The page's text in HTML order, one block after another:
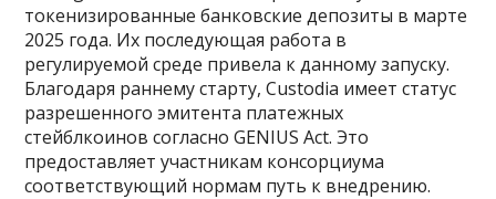
токенизированные банковские депозиты в марте
2025 года. Их последующая работа в
регулируемой среде привела к данному запуску.
Благодаря раннему старту, Custodia имеет статус
разрешенного эмитента платежных
стейблкоинов согласно GENIUS Act. Это
предоставляет участникам консорциума
соответствующий нормам путь к внедрению.